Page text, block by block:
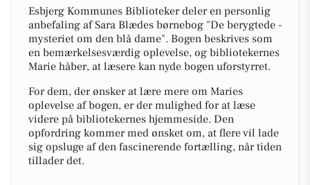
Esbjerg Kommunes Biblioteker deler en personlig
anbefaling af Sara Blædes børnebog "De berygtede -
mysteriet om den blå dame". Bogen beskrives som
en bemærkelsesværdig oplevelse, og bibliotekernes
Marie håber, at læsere kan nyde bogen uforstyrret.
For dem, der ønsker at lære mere om Maries
oplevelse af bogen, er der mulighed for at læse
videre på bibliotekernes hjemmeside. Den
opfordring kommer med ønsket om, at flere vil lade
sig opsluge af den fascinerende fortælling, når tiden
tillader det.